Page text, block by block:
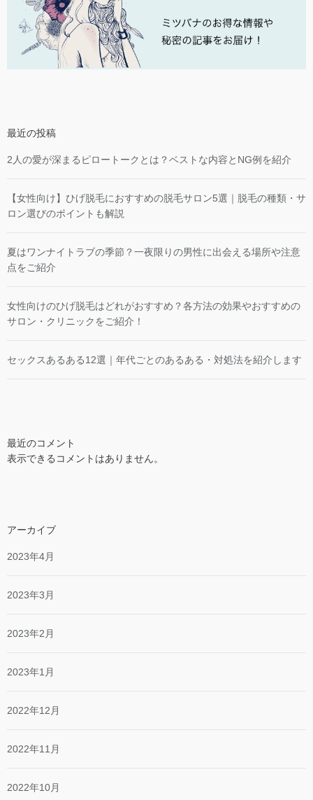
最近の投稿
2人の愛が深まるピロートークとは？ベストな内容とNG例を紹介
【女性向け】ひげ脱毛におすすめの脱毛サロン5選｜脱毛の種類・サ
ロン選びのポイントも解説
夏はワンナイトラブの季節？一夜限りの男性に出会える場所や注意
点をご紹介
女性向けのひげ脱毛はどれがおすすめ？各方法の効果やおすすめの
サロン・クリニックをご紹介！
セックスあるある12選｜年代ごとのあるある・対処法を紹介します
最近のコメント
表示できるコメントはありません。
アーカイブ
2023年4月
2023年3月
2023年2月
2023年1月
2022年12月
2022年11月
2022年10月